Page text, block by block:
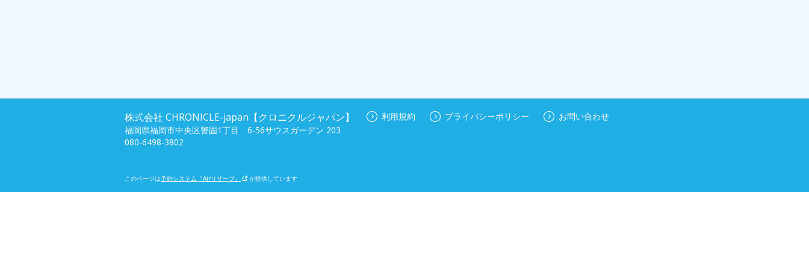
株式会社 CHRONICLE-japan【クロニクルジャパン】
福岡県福岡市中央区警固1丁目 6-56サウスガーデン 203
080-6498-3802
利用規約 プライバシーポリシー お問い合わせ
このページは予約システム『Airリザーブ』 が提供しています